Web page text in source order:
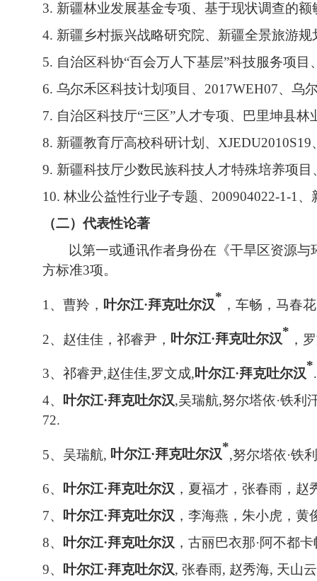
3. 新疆林业发展基金专项、基于现状调查的额
4. 新疆乡村振兴战略研究院、新疆全景旅游
5. 自治区科协“百会万人下基层”科技服务项目
6. 乌尔禾区科技计划项目、 2017WEH07、乌
7. 自治区科技厅“三区”人才专项、巴里坤县林
8. 新疆教育厅高校科研计划、 XJEDU2010S19
9. 新疆科技厅少数民族科技人才特殊培养项目
10. 林业公益性行业子专题、 200904022-1-1 、
（二）代表性论著
以第一或通讯作者身份在《干旱区资源
方标准3项。
1 、曹羚， 叶尔江·拜克吐尔汉
*
，车畅，马春花
2、赵佳佳，祁睿尹， 叶尔江·拜克吐尔汉
*
，
3、祁睿尹,赵佳佳,罗文成,叶尔江·拜克吐尔汉
*
.
4、 叶尔江·拜克吐尔汉,吴瑞航,努尔塔依·铁利
72.
5、吴瑞航, 叶尔江·拜克吐尔汉
*
,努尔塔依·铁
6、 叶尔江·拜克吐尔汉 ，夏福才，张春雨，赵
7、 叶尔江·拜克吐尔汉 ，李海燕，朱小虎，
8、 叶尔江·拜克吐尔汉 ，古丽巴衣那·阿不都
9、 叶尔江·拜克吐尔汉, 张春雨, 赵秀海, 天山